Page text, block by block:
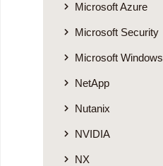
Microsoft Azure
Microsoft Security
Microsoft Windows
NetApp
Nutanix
NVIDIA
NX